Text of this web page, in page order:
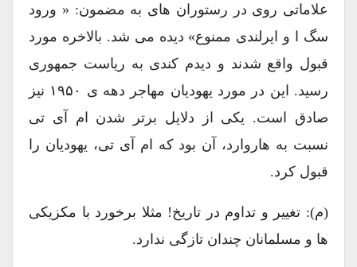
علاماتی روی در رستوران های به مضمون: « ورود
سگ ا و ایرلندی ممنوع» دیده می شد. بالاخره مورد
قبول واقع شدند و دیدم کندی به ریاست جمهوری
رسید. این در مورد یهودیان مهاجر دهه ی ۱۹۵۰ نیز
صادق است. یکی از دلایل برتر شدن ام آی تی
نسبت به هاروارد، آن بود که ام آی تی، یهودیان را
قبول کرد.
(م): تغییر و تداوم در تاریخ! مثلا برخورد با مکزیکی
ها و مسلمانان چندان تازگی ندارد.